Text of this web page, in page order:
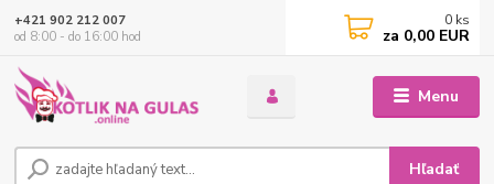
Menu
Hľadať
+421 902 212 007
od 8:00 - do 16:00 hod
0 ks
za 0,00 EUR